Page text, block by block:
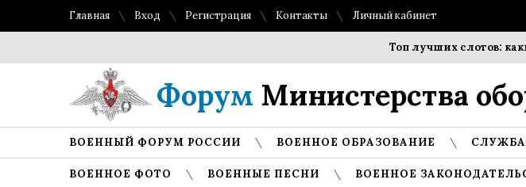
Главная Вход Регистрация Контакты Личный кабинет
Топ лучших слотов: какие
Форум Министерства
ВОЕННЫЙ ФОРУМ РОССИИ ВОЕННОЕ ОБРАЗОВАНИЕ
ВОЕННОЕ ФОТО ВОЕННЫЕ ПЕСНИ ВОЕННОЕ